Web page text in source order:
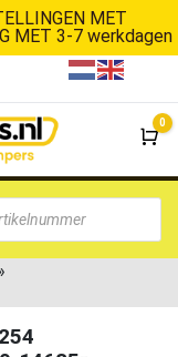
MET
MET 3-7 werkdagen
0